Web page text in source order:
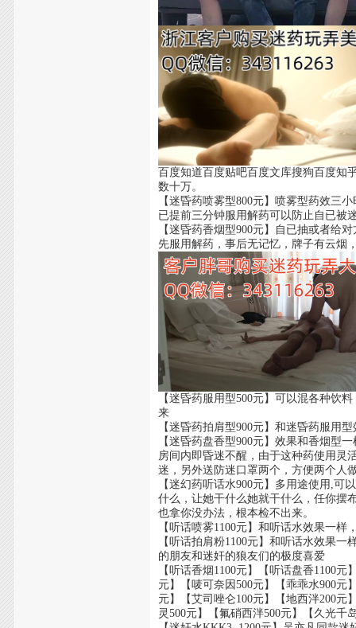
百度知道百度贴吧百度文库搜狗百度知
数十万。
【迷昏药喷雾型800元】喷雾型药效三
已提前三分钟服用解药可以防止自已被
【迷昏药香烟型900元】自已抽或者给
先服用解药，事后无记忆，牌子有云烟
【迷昏药服用型500元】可以混各种饮
来
【迷昏药拍肩型900元】和迷昏药服用
【迷昏药盘香型900元】效果和香烟型
房间内即昏迷不醒，由于这种药使用灵
迷，另外送防迷口罩两个，方便两个人
【迷幻药听话水900元】多用途使用,
什么，让她干什么她就干什么，任你摆
也拿你没办法，根本检不出来。
【听话喷雾1100元】和听话水效果一
【听话拍肩粉1100元】和听话水效果
的朋友和迷奸的狼友们的极度喜爱
【听话香烟1100元】【听话盘香1100
元】【唛可奈因500元】【乖乖水900元
元】【艾司唑仑100元】【地西泮200元
灵500元】【氟硝西泮500元】【久光千